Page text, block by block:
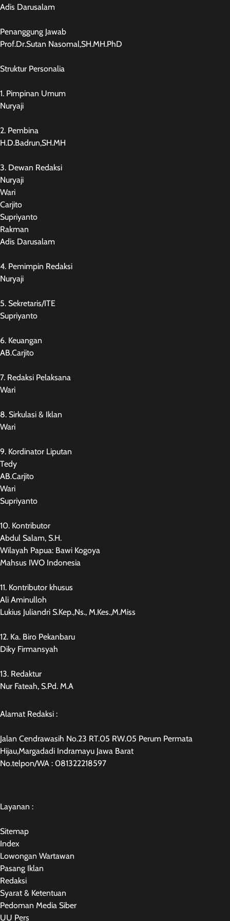
Adis Darusalam
Penanggung Jawab
Prof.Dr.Sutan Nasomal,SH.MH.PhD
Struktur Personalia
1. Pimpinan Umum
Nuryaji
2. Pembina
H.D.Badrun,SH.MH
3. Dewan Redaksi
Nuryaji
Wari
Carjito
Supriyanto
Rakman
Adis Darusalam
4. Pemimpin Redaksi
Nuryaji
5. Sekretaris/ITE
Supriyanto
6. Keuangan
AB.Carjito
7. Redaksi Pelaksana
Wari
8. Sirkulasi & Iklan
Wari
9. Kordinator Liputan
Tedy
AB.Carjito
Wari
Supriyanto
10. Kontributor
Abdul Salam, S.H.
Wilayah Papua: Bawi Kogoya
Mahsus IWO Indonesia
11. Kontributor khusus
Ali Aminulloh
Lukius Juliandri S.Kep.,Ns., M.Kes.,M.Miss
12. Ka. Biro Pekanbaru
Diky Firmansyah
13. Redaktur
Nur Fateah, S.Pd. M.A
Alamat Redaksi :
Jalan Cendrawasih No.23 RT.05 RW.05 Perum Permata
Hijau,Margadadi Indramayu Jawa Barat
No.telpon/WA : 081322218597
Layanan :
Sitemap
Index
Lowongan Wartawan
Pasang Iklan
Redaksi
Syarat & Ketentuan
Pedoman Media Siber
UU Pers